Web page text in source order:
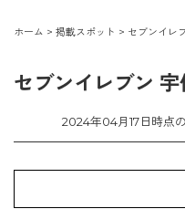
ホーム > 掲載スポット > セブンイレ
セブンイレブン
2024年04月17日時点